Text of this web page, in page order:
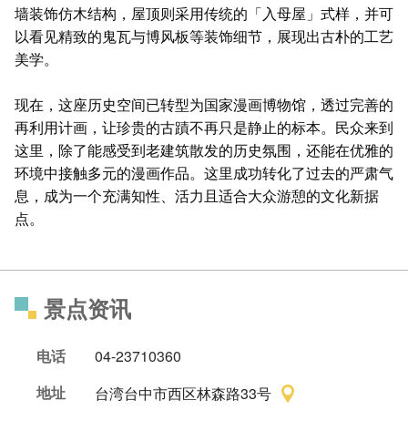
墙装饰仿木结构，屋顶则采用传统的「入母屋」式样，并可
以看见精致的鬼瓦与博风板等装饰细节，展现出古朴的工艺
美学。
现在，这座历史空间已转型为国家漫画博物馆，透过完善的
再利用计画，让珍贵的古蹟不再只是静止的标本。民众来到
这里，除了能感受到老建筑散发的历史氛围，还能在优雅的
环境中接触多元的漫画作品。这里成功转化了过去的严肃气
息，成为一个充满知性、活力且适合大众游憩的文化新据
点。
景点资讯
电话
04-23710360
地址
台湾台中市西区林森路33号